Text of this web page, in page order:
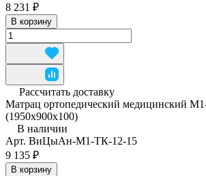
8 231 ₽
В корзину
Рассчитать доставку
Матрац ортопедический медицинский
(1950x900x100)
В наличии
Арт. ВиЦыАн-М1-ТК-12-15
9 135 ₽
В корзину